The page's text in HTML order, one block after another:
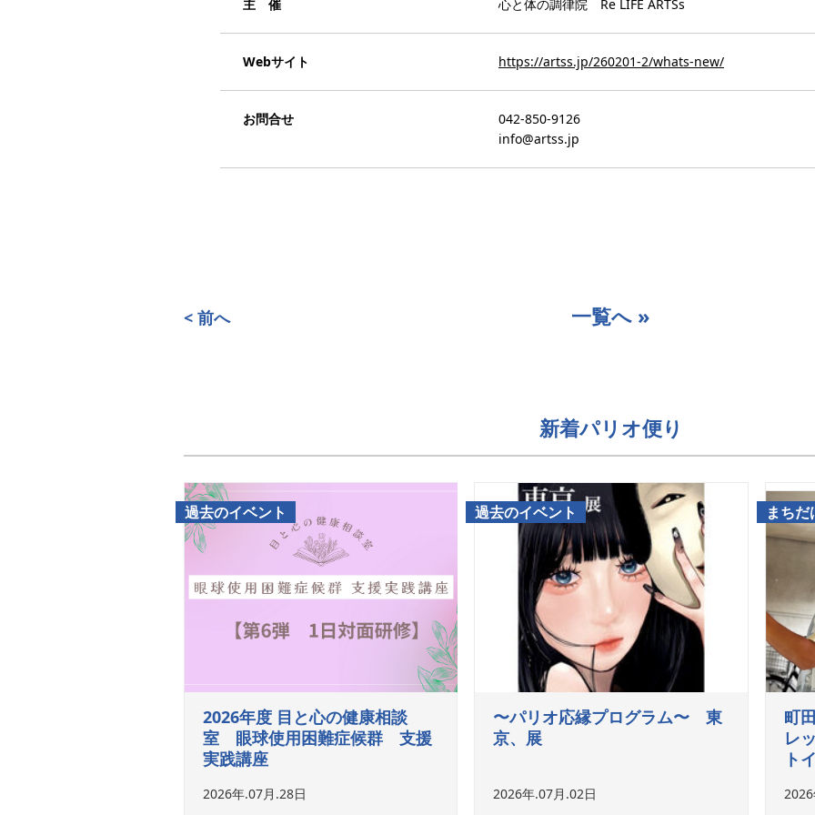
主 催 心と体の調律院 Re LIFE ARTSs
Webサイト https://artss.jp/260201-2/whats-new/
お問合せ
042-850-9126
info@artss.jp
< 前へ 一覧へ »
新着パリオ便り
過去のイベント
2026年度 目と心の健康相談
室 眼球使用困難症候群 支援
実践講座
2026年.07月.28日
過去のイベント
〜パリオ応縁プログラム〜 東
京、展
2026年.07月.02日
まち
町
レ
ト